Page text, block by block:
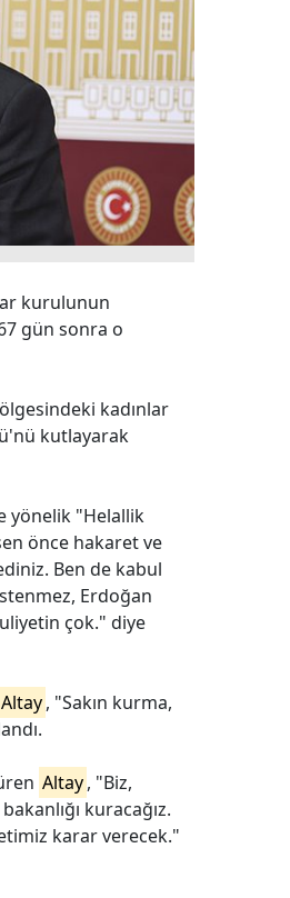
kurulunun
gün sonra o
kadınlar
kutlayarak
yönelik "Helallik
önce hakaret ve
Ben de kabul
Erdoğan
çok." diye
Altay, "Sakın kurma,
Altay, "Biz,
kuracağız.
karar verecek."